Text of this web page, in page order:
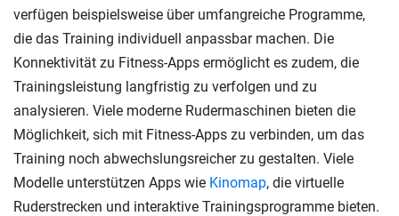
verfügen beispielsweise über umfangreiche Programme,
die das Training individuell anpassbar machen. Die
Konnektivität zu Fitness-Apps ermöglicht es zudem, die
Trainingsleistung langfristig zu verfolgen und zu
analysieren. Viele moderne Rudermaschinen bieten die
Möglichkeit, sich mit Fitness-Apps zu verbinden, um das
Training noch abwechslungsreicher zu gestalten. Viele
Modelle unterstützen Apps wie Kinomap, die virtuelle
Ruderstrecken und interaktive Trainingsprogramme bieten.